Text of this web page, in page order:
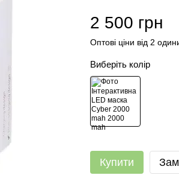
2 500 грн
Оптові ціни від 2
Виберіть колір
Купити